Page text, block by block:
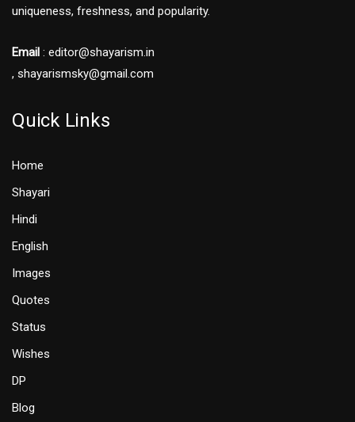
uniqueness, freshness, and popularity.
Email : editor@shayarism.in
, shayarismsky@gmail.com
Quick Links
Home
Shayari
Hindi
English
Images
Quotes
Status
Wishes
DP
Blog